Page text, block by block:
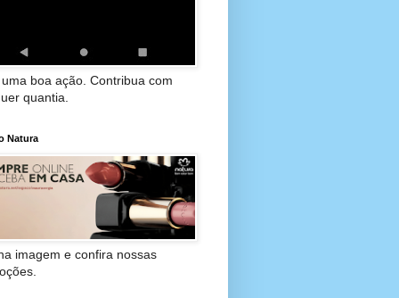
boa ação. Contribua com
quantia.
Natura
imagem e confira nossas